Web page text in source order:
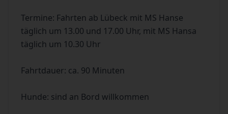
Termine: Fahrten ab Lübeck mit MS Hanse
täglich um 13.00 und 17.00 Uhr, mit MS Hansa
täglich um 10.30 Uhr
Fahrtdauer: ca. 90 Minuten
Hunde: sind an Bord willkommen